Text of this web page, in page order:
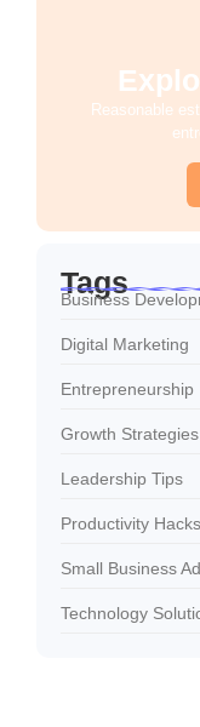
Reasonable
Tags
Business
Digital Marketing
Entrepreneurship
Growth Strategies
Leadership Tips
Productivity Hacks
Small Business
Technology